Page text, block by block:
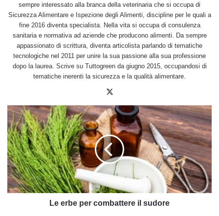
sempre interessato alla branca della veterinaria che si occupa di
Sicurezza Alimentare e Ispezione degli Alimenti, discipline per le quali a
fine 2016 diventa specialista. Nella vita si occupa di consulenza
sanitaria e normativa ad aziende che producono alimenti. Da sempre
appassionato di scrittura, diventa articolista parlando di tematiche
tecnologiche nel 2011 per unire la sua passione alla sua professione
dopo la laurea. Scrive su Tuttogreen da giugno 2015, occupandosi di
tematiche inerenti la sicurezza e la qualità alimentare.
Le
erbe
per
combattere
il
sudore
Le erbe per combattere il sudore